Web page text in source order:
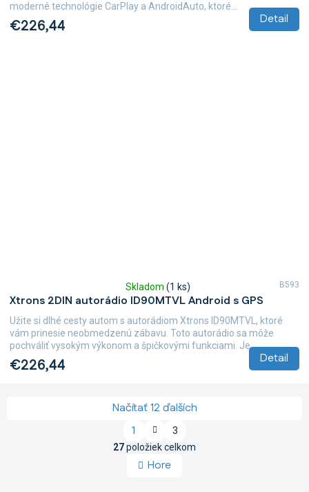
5
€226,44 Detail
moderné technológie CarPlay a AndroidAuto, ktoré...
Xtrons 2DIN autorádio ID90MTVL Android s GPS
hodnotenie
produktu
5,0
z
5
Skladom (1 ks)
€226,44 Detail
Užite si dlhé cesty autom s autorádiom Xtrons ID90MTVL, ktoré
vám prinesie neobmedzenú zábavu. Toto autorádio sa môže
pochváliť vysokým výkonom a špičkovými funkciami. Je...
B593
O
v
l
Načítať 12 ďalších
S
t
r
á
n
1
3
27položiek celkom
Hore